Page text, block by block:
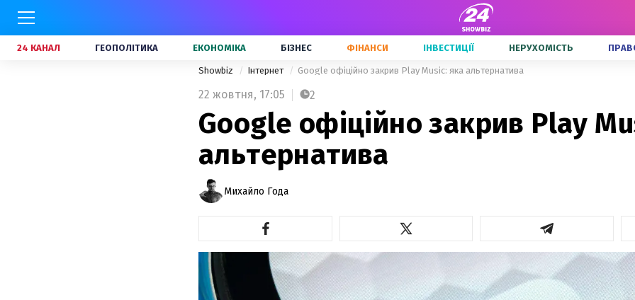
24 КАНАЛ ГЕОПОЛІТИКА ЕКОНОМІКА БІЗНЕС ФІНАНСИ ІНВЕСТИЦІЇ НЕРУХОМІСТЬ
Showbiz Інтернет Google офіційно закрив Play Music: яка альтернатива
22 жовтня, 17:05 2
Google офіційно закрив Play
альтернатива
Михайло Года